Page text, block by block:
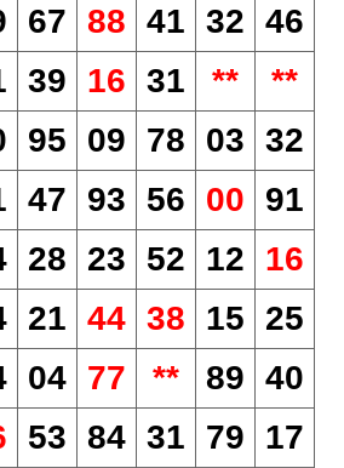
67 88 41 32 46
39 16 31 **
**
95 09 78 03 32
47 93 56 00
91
28 23 52 12
16
21 44 38 15
25
04 77 ** 89 40
53 84 31 79
17